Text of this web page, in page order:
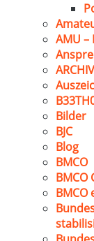
AMU –
ARCHIV
Bilder
BJC
Blog
BMCO
BMCO
BMCO